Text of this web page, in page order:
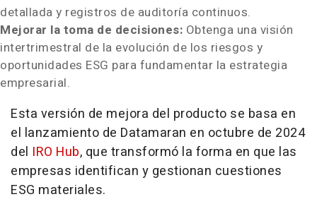
detallada y registros de auditoría continuos.
Mejorar la toma de decisiones: Obtenga una visión
intertrimestral de la evolución de los riesgos y
oportunidades ESG para fundamentar la estrategia
empresarial.
Esta versión de mejora del producto se basa en
el lanzamiento de Datamaran en octubre de 2024
del IRO Hub, que transformó la forma en que las
empresas identifican y gestionan cuestiones
ESG materiales.